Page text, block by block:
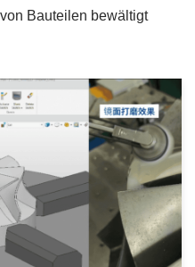
Bauteilen bewältigt